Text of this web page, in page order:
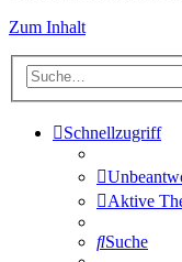
Zum Inhalt
Schnellzugriff
Aktive
Suche